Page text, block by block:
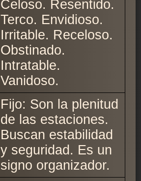
Celoso. Resentido.
Terco. Envidioso.
Irritable. Receloso.
Obstinado.
Intratable.
Vanidoso.
Fijo: Son la plenitud
de las estaciones.
Buscan estabilidad
y seguridad. Es un
signo organizador.